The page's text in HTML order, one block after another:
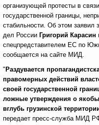
организующей протесты в
государственной границы,
стабильности. Об этом заявил
дел России Григорий Карасин
спецпредставителем ЕС по
сообщается на сайте МИД.
" Раздувается
правомерных действий
своей государственной
ложные утверждения о
вглубь грузинской
передает пресс-служба МИД